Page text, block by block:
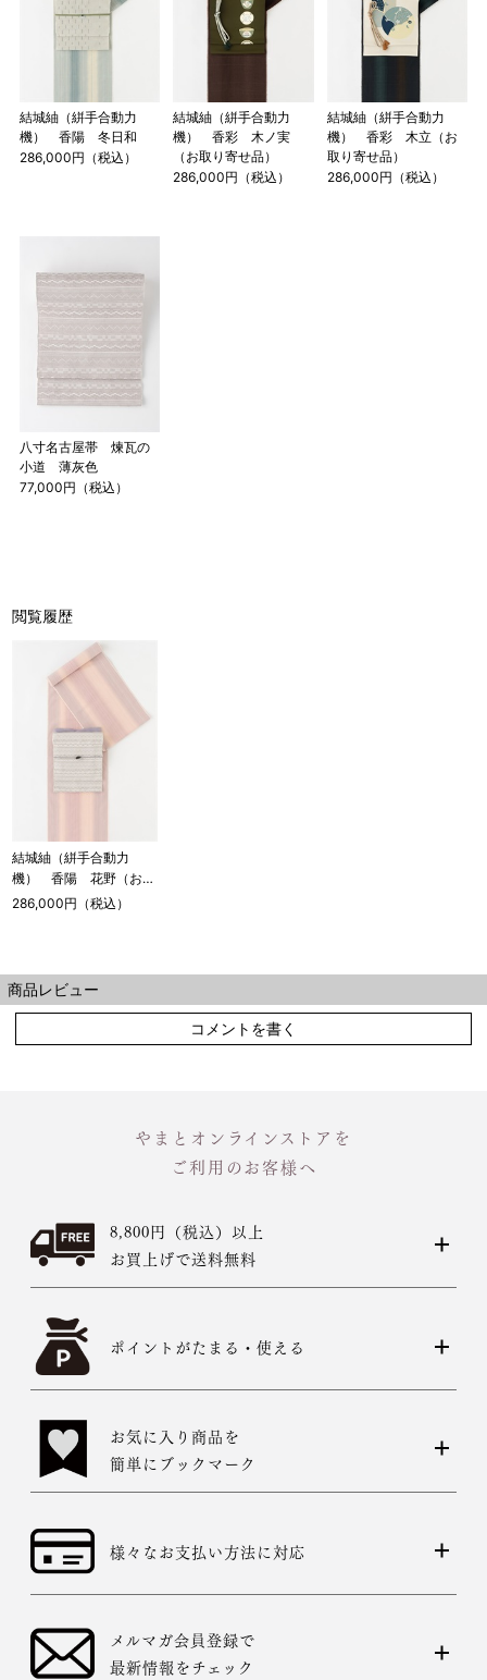
店舗一覧はこちら
結城紬（絣手合動力
機） 香陽 冬日和
286,000円（税込）
結城紬（絣手合動力
機） 香彩 木ノ実
（お取り寄せ品）
286,000円（税込）
結城紬（絣手合動力
機） 香彩 木立（お
取り寄せ品）
286,000円（税込）
八寸名古屋帯 煉瓦の
小道 薄灰色
77,000円（税込）
閲覧履歴
結城紬（絣手合動力
機） 香陽 花野（お取
り寄せ品）
286,000円（税込）
商品レビュー
コメントを書く
やまとオンラインストアを
ご利用のお客様へ
8,800円（税込）以上
お買上げで送料無料
ポイントがたまる・使える
お気に入り商品を
簡単にブックマーク
様々なお支払い方法に対応
メルマガ会員登録で
最新情報をチェック